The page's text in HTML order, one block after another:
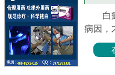
白
病因，